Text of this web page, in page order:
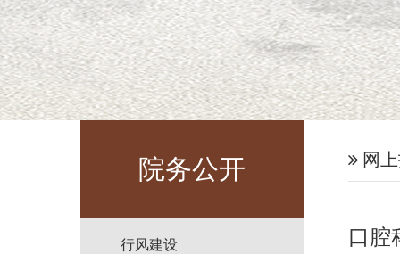
院务公开
行风建设
网
口腔